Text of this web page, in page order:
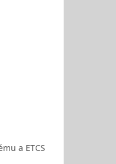
a ETCS